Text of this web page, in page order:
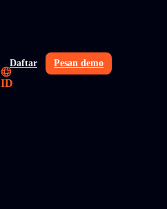
Daftar Pesan demo
ID